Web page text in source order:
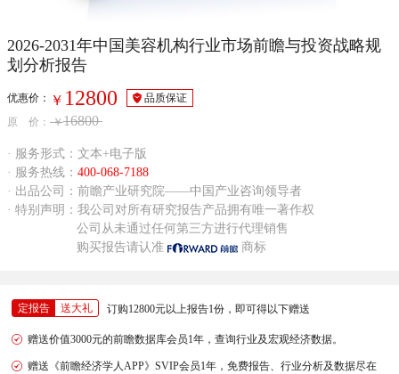
2026-2031年中国美容机构行业市场前瞻与投资战略规
划分析报告
优惠价： ￥ 12800
品质保证
原 价： ￥16800
· 服务形式：文本+电子版
· 服务热线： 400-068-7188
· 出品公司：前瞻产业研究院——中国产业咨询领导者
· 特别声明：我公司对所有研究报告产品拥有唯一著作权
公司从未通过任何第三方进行代理销售
购买报告请认准
商标
定报告 送大礼 订购12800元以上报告1份，即可得以下赠送
赠送价值3000元的前瞻数据库会员1年，查询行业及宏观经济数据。
赠送《前瞻经济学人APP》SVIP会员1年，免费报告、行业分析及数据尽在